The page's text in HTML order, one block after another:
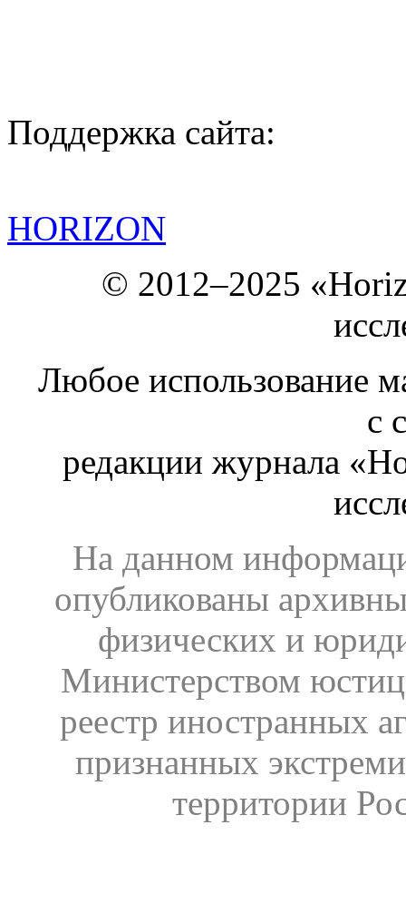
Поддержка сайта:
HORIZON
© 2012–2025
Любое использование
с
редакции журнала
На данном
опубликованы
физических и
Министерством
реестр иностранных
признанных
территории